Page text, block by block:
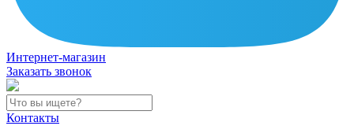
Интернет-магазин
Заказать звонок
Контакты